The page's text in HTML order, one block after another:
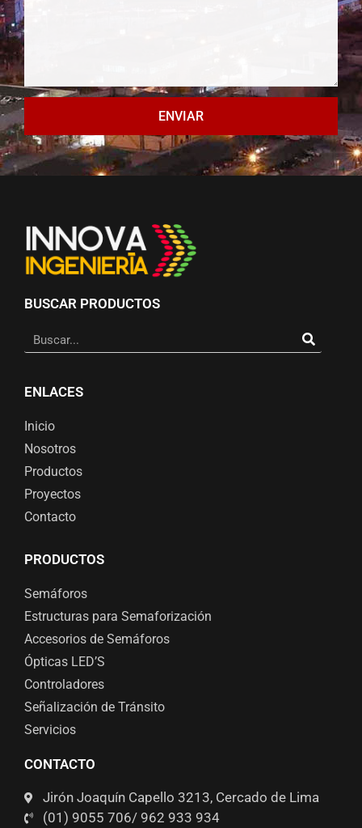
ENVIAR
BUSCAR PRODUCTOS
ENLACES
Inicio
Nosotros
Productos
Proyectos
Contacto
PRODUCTOS
Semáforos
Estructuras para Semaforización
Accesorios de Semáforos
Ópticas LED’S
Controladores
Señalización de Tránsito
Servicios
CONTACTO
Jirón Joaquín Capello 3213, Cercado de Lima
(01) 9055 706/ 962 933 934